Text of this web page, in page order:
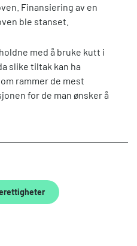
Finansiering av en
ble stanset.
med å bruke kutt i
slike tiltak kan ha
rammer de mest
for de man ønsker å